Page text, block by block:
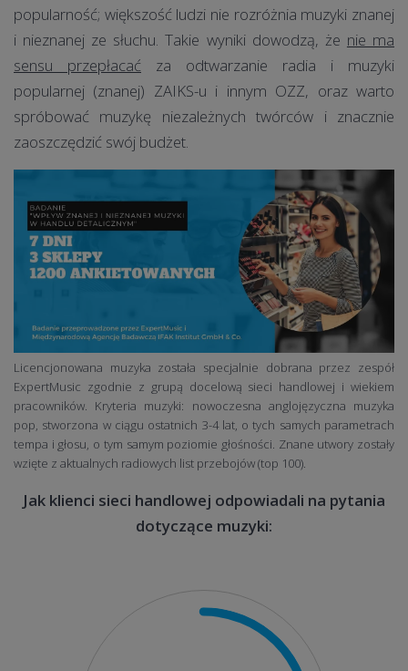
popularność; większość ludzi nie rozróżnia muzyki znanej
i nieznanej ze słuchu. Takie wyniki dowodzą, że nie ma
sensu przepłacać za odtwarzanie radia i muzyki
popularnej (znanej) ZAIKS-u i innym OZZ, oraz warto
spróbować muzykę niezależnych twórców i znacznie
zaoszczędzić swój budżet.
Licencjonowana muzyka została specjalnie dobrana przez zespół
ExpertMusic zgodnie z grupą docelową sieci handlowej i wiekiem
pracowników. Kryteria muzyki: nowoczesna anglojęzyczna muzyka
pop, stworzona w ciągu ostatnich 3-4 lat, o tych samych parametrach
tempa i głosu, o tym samym poziomie głośności. Znane utwory zostały
wzięte z aktualnych radiowych list przebojów (top 100).
Jak klienci sieci handlowej odpowiadali na pytania
dotyczące muzyki: